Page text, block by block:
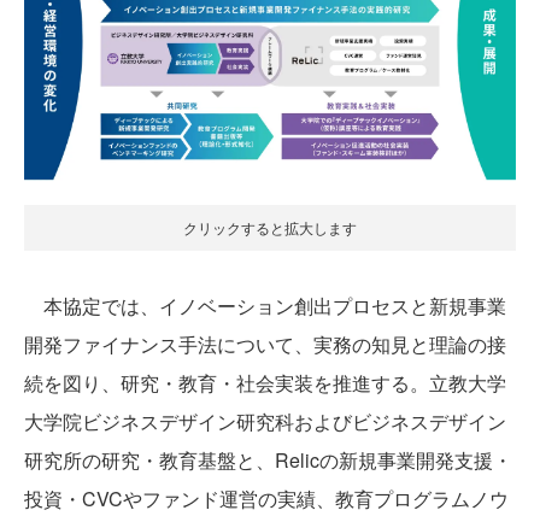
クリックすると拡大します
本協定では、イノベーション創出プロセスと新規事業
開発ファイナンス手法について、実務の知見と理論の接
続を図り、研究・教育・社会実装を推進する。立教大学
大学院ビジネスデザイン研究科およびビジネスデザイン
研究所の研究・教育基盤と、Relicの新規事業開発支援・
投資・CVCやファンド運営の実績、教育プログラムノウ